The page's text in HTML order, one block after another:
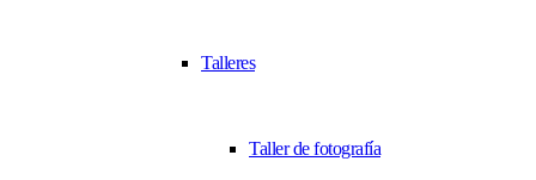
Talleres
Taller de fotografía